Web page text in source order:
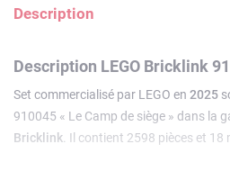
Description
Description LEGO Bricklink
Set commercialisé par LEGO en 2025
910045 « Le Camp de siège » dans la
Bricklink . Il contient 2598 pièces et 18